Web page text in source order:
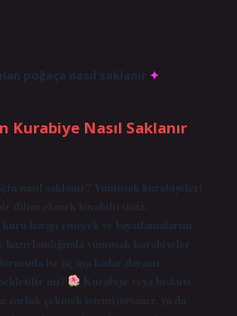
poğaça nasıl saklanır
Kurabiye Nasıl Saklanır
nasıl saklanır? Yumuşak kurabiyeleri
dilim ekmek koyabilirsiniz.
havayı emecek ve bayatlamalarını
yumuşak kurabiyeler
ise üç aya kadar dayanır.
mi?
Kurabiye veya bisküvi
çekmek istemiyorsanız, ya da